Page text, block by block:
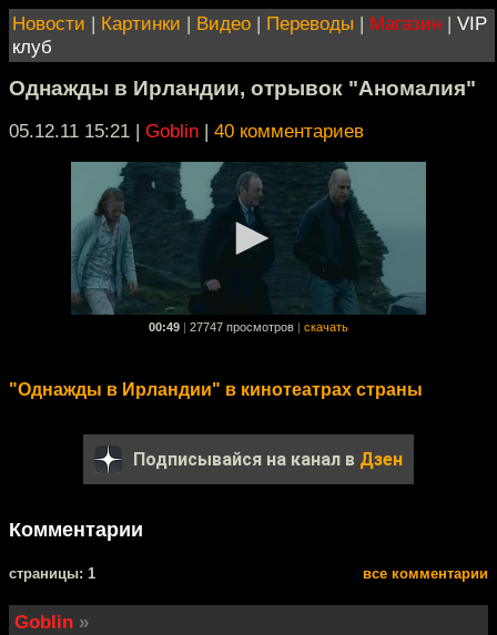
Новости | Картинки | Видео | Переводы | Магазин | VIP
клуб
Однажды в Ирландии, отрывок "Аномалия"
05.12.11 15:21 | Goblin | 40 комментариев
00:49 27747 просмотров скачать
"Однажды в Ирландии" в кинотеатрах страны
Подписывайся на канал в Дзен
Комментарии
cтраницы: 1 все комментарии
Goblin »